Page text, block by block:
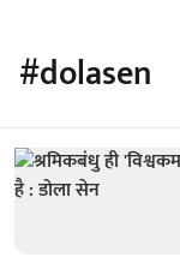
#dolasen